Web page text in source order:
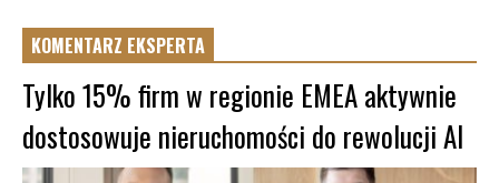
KOMENTARZ EKSPERTA
Tylko 15% firm w regionie EMEA aktywnie
dostosowuje nieruchomości do rewolucji AI